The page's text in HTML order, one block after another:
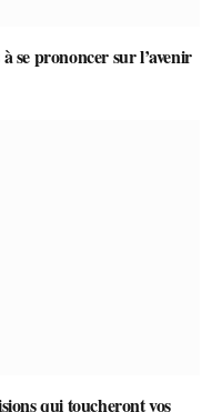
se prononcer sur l’avenir
qui toucheront vos